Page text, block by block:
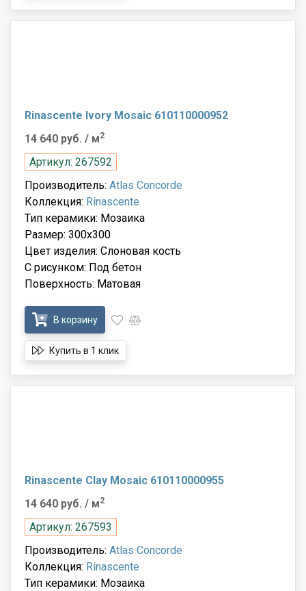
Rinascente Ivory Mosaic 610110000952
14 640 руб. / м2
Артикул: 267592
Производитель: Atlas Concorde
Коллекция: Rinascente
Тип керамики: Мозаика
Размер: 300x300
Цвет изделия: Слоновая кость
С рисунком: Под бетон
Поверхность: Матовая
В корзину
Купить в 1 клик
Rinascente Clay Mosaic 610110000955
14 640 руб. / м2
Артикул: 267593
Производитель: Atlas Concorde
Коллекция: Rinascente
Тип керамики: Мозаика